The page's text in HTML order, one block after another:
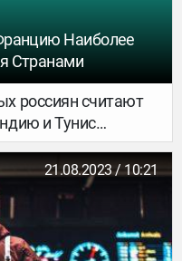
придется покупать
до Катара?В
Наиболее
Странами
россиян считают
и Тунис
Об этом
Ozon Travel и
Он проводился
городов с
21.08.2023 / 10:21